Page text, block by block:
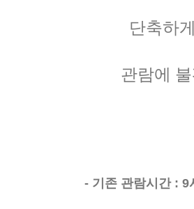
단축하
관람에
- 기존 관람시간 : 9